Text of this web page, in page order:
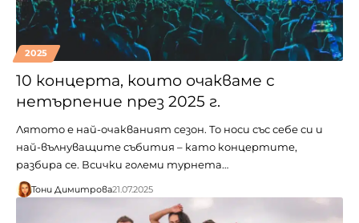
2025
10 концерта, които очакваме с
нетърпение през 2025 г.
Лятото е най-очакваният сезон. То носи със себе си и
най-вълнуващите събития – като концертите,
разбира се. Всички големи турнета…
Тони Димитрова21.07.2025